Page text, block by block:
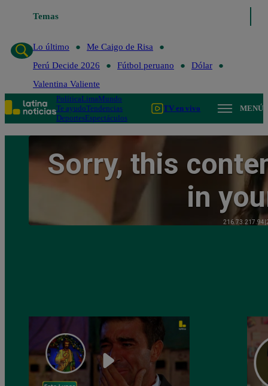
Temas
Lo último
Me Caigo de Risa
Perú Decide 2026
Fútbol peruano
Dólar
Valentina Valiente
PolíticaLimaMundo
Te ayudoTendencias
DeportesEspectáculos
TV en vivo MENÚ